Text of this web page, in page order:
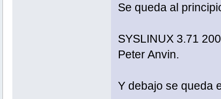
Se queda al
SYSLINUX 3.71
Peter Anvin.
Y debajo se queda